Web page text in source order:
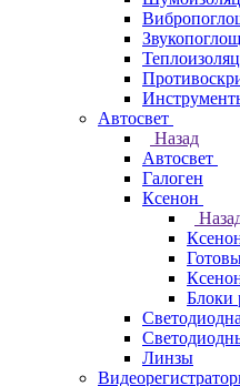
Автосвет
Назад
Автосвет
Галоген
Ксенон
Блоки
Линзы